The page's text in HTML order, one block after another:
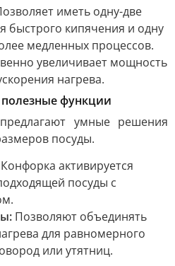
иметь одну-две
кипячения и одну
медленных процессов.
увеличивает мощность
нагрева.
полезные функции
умные решения
посуды.
Конфорка активируется
посуды с
Позволяют объединять
для равномерного
или утятниц.